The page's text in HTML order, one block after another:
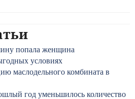
попала женщина
условиях
маслодельного комбината в
год уменьшилось количество